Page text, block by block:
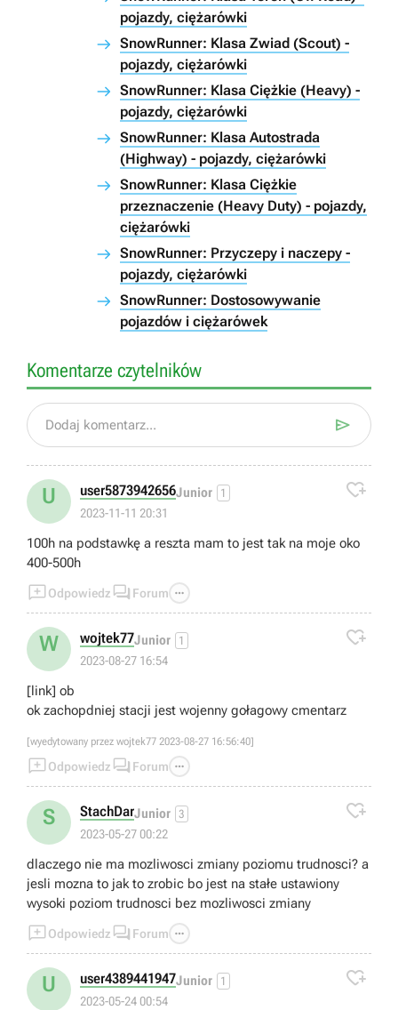
pojazdy, ciężarówki
SnowRunner: Klasa Zwiad (Scout) -
pojazdy, ciężarówki
SnowRunner: Klasa Ciężkie (Heavy) -
pojazdy, ciężarówki
SnowRunner: Klasa Autostrada
(Highway) - pojazdy, ciężarówki
SnowRunner: Klasa Ciężkie
przeznaczenie (Heavy Duty) - pojazdy,
ciężarówki
SnowRunner: Przyczepy i naczepy -
pojazdy, ciężarówki
SnowRunner: Dostosowywanie
pojazdów i ciężarówek
Komentarze czytelników
Dodaj komentarz... 
U user5873942656Junior 1
2023-11-11 20:31

100h na podstawkę a reszta mam to jest tak na moje oko
400-500h
Odpowiedz  Forum 
W wojtek77Junior 1
2023-08-27 16:54

[link] ob
ok zachopdniej stacji jest wojenny gołagowy cmentarz
[wyedytowany przez wojtek77 2023-08-27 16:56:40]
Odpowiedz  Forum 
S StachDarJunior 3
2023-05-27 00:22

dlaczego nie ma mozliwosci zmiany poziomu trudnosci? a
jesli mozna to jak to zrobic bo jest na stałe ustawiony
wysoki poziom trudnosci bez mozliwosci zmiany
Odpowiedz  Forum 
U user4389441947Junior 1
2023-05-24 00:54
